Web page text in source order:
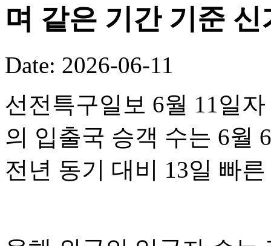
며 같은 기간 기준
Date: 2026-06-11
선전특구일보 6월 11일
의 입출국 승객 수는 6월
전년 동기 대비 13일 빠